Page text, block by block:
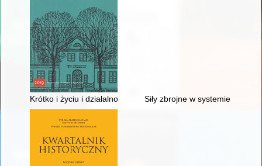
Krótko i życiu i działalności Marcina Gerssa (Giersza)
Siły zbrojne w systemie